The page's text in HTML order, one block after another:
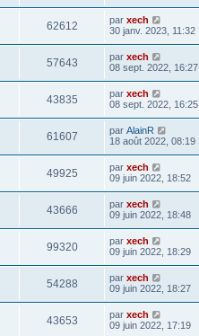
62612 par xech
30 janv. 2023, 11:32
57643 par xech
08 sept. 2022, 16:27
43835 par xech
08 sept. 2022, 16:25
61607 par AlainR
18 août 2022, 08:19
49925 par xech
09 juin 2022, 18:52
43666 par xech
09 juin 2022, 18:48
99320 par xech
09 juin 2022, 18:29
54288 par xech
09 juin 2022, 18:27
43653 par xech
09 juin 2022, 17:19